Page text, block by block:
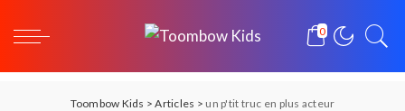
0
Toombow Kids >Articles > un p'tit truc en plus acteur